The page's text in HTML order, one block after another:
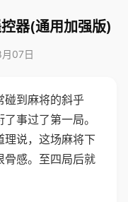
器(通用加强版)
07日
碰到麻将的斜乎
事过了第一局。
理说，这场麻将下
骨感。至四局后就